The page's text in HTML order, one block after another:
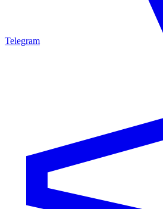
Telegram